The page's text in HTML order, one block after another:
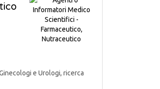
e Urologi, ricerca